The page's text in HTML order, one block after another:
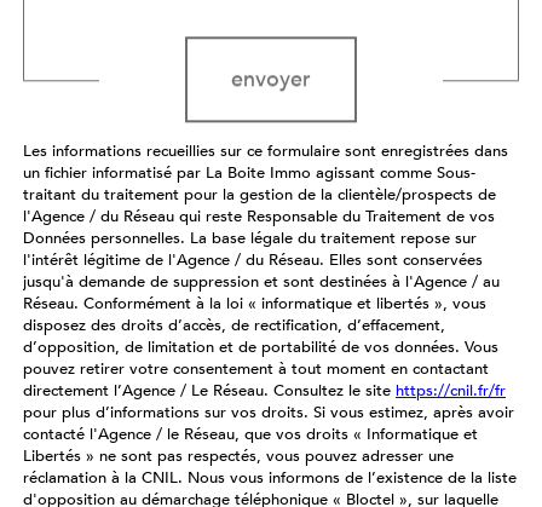
envoyer
Les informations recueillies sur ce formulaire sont enregistrées dans
un fichier informatisé par La Boite Immo agissant comme Sous-
traitant du traitement pour la gestion de la clientèle/prospects de
l'Agence / du Réseau qui reste Responsable du Traitement de vos
Données personnelles. La base légale du traitement repose sur
l'intérêt légitime de l'Agence / du Réseau. Elles sont conservées
jusqu'à demande de suppression et sont destinées à l'Agence / au
Réseau. Conformément à la loi « informatique et libertés », vous
disposez des droits d’accès, de rectification, d’effacement,
d’opposition, de limitation et de portabilité de vos données. Vous
pouvez retirer votre consentement à tout moment en contactant
directement l’Agence / Le Réseau. Consultez le site https://cnil.fr/fr
pour plus d’informations sur vos droits. Si vous estimez, après avoir
contacté l'Agence / le Réseau, que vos droits « Informatique et
Libertés » ne sont pas respectés, vous pouvez adresser une
réclamation à la CNIL. Nous vous informons de l’existence de la liste
d'opposition au démarchage téléphonique « Bloctel », sur laquelle